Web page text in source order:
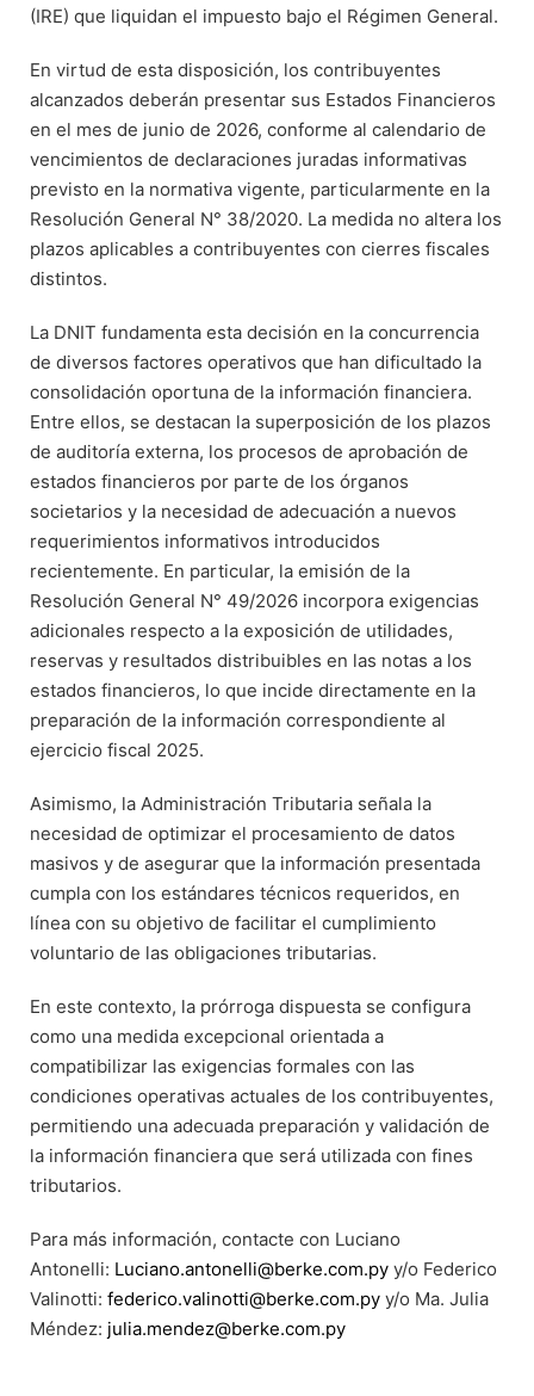
(IRE) que liquidan el impuesto bajo el Régimen General.
En virtud de esta disposición, los contribuyentes
alcanzados deberán presentar sus Estados Financieros
en el mes de junio de 2026, conforme al calendario de
vencimientos de declaraciones juradas informativas
previsto en la normativa vigente, particularmente en la
Resolución General N° 38/2020. La medida no altera los
plazos aplicables a contribuyentes con cierres fiscales
distintos.
La DNIT fundamenta esta decisión en la concurrencia
de diversos factores operativos que han dificultado la
consolidación oportuna de la información financiera.
Entre ellos, se destacan la superposición de los plazos
de auditoría externa, los procesos de aprobación de
estados financieros por parte de los órganos
societarios y la necesidad de adecuación a nuevos
requerimientos informativos introducidos
recientemente. En particular, la emisión de la
Resolución General N° 49/2026 incorpora exigencias
adicionales respecto a la exposición de utilidades,
reservas y resultados distribuibles en las notas a los
estados financieros, lo que incide directamente en la
preparación de la información correspondiente al
ejercicio fiscal 2025.
Asimismo, la Administración Tributaria señala la
necesidad de optimizar el procesamiento de datos
masivos y de asegurar que la información presentada
cumpla con los estándares técnicos requeridos, en
línea con su objetivo de facilitar el cumplimiento
voluntario de las obligaciones tributarias.
En este contexto, la prórroga dispuesta se configura
como una medida excepcional orientada a
compatibilizar las exigencias formales con las
condiciones operativas actuales de los contribuyentes,
permitiendo una adecuada preparación y validación de
la información financiera que será utilizada con fines
tributarios.
Para más información, contacte con Luciano
Antonelli: Luciano.antonelli@berke.com.py y/o Federico
Valinotti: federico.valinotti@berke.com.py y/o Ma. Julia
Méndez: julia.mendez@berke.com.py